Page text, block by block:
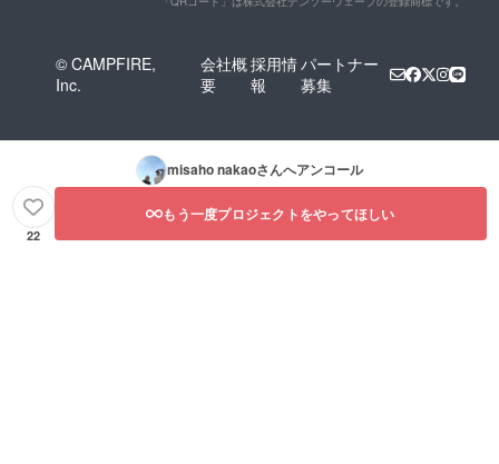
© CAMPFIRE,
Inc.
会社概
要
採用情
報
パートナー
募集
misaho nakaoさんへアンコール
22
もう一度プロジェクトをやってほしい